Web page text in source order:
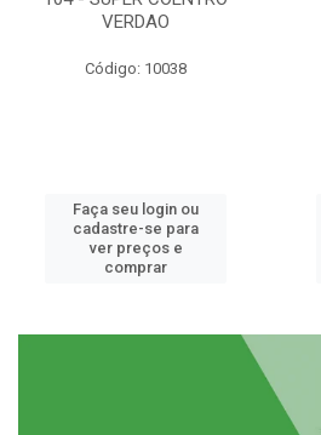
VERDAO
Código: 10038
Faça seu login ou
cadastre-se para
ver preços e
comprar